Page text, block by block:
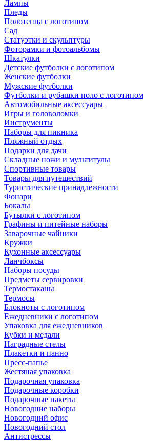
Лампы
Пледы
Полотенца с логотипом
Сад
Статуэтки и скульптуры
Фоторамки и фотоальбомы
Шкатулки
Детские футболки с логотипом
Женские футболки
Мужские футболки
Футболки и рубашки поло с логотипом
Автомобильные аксессуары
Игры и головоломки
Инструменты
Наборы для пикника
Пляжный отдых
Подарки для дачи
Складные ножи и мультитулы
Спортивные товары
Товары для путешествий
Туристические принадлежности
Фонари
Бокалы
Бутылки с логотипом
Графины и питейные наборы
Заварочные чайники
Кружки
Кухонные аксессуары
Ланчбоксы
Наборы посуды
Предметы сервировки
Термостаканы
Термосы
Блокноты с логотипом
Ежедневники с логотипом
Упаковка для ежедневников
Кубки и медали
Наградные стелы
Плакетки и панно
Пресс-папье
Жестяная упаковка
Подарочная упаковка
Подарочные коробки
Подарочные пакеты
Новогодние наборы
Новогодний офис
Новогодний стол
Антистрессы